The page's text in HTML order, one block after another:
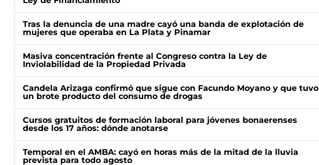
Tras la denuncia de una madre cayó una banda de explotación de
mujeres que operaba en La Plata y Pinamar
Masiva concentración frente al Congreso contra la Ley de
Inviolabilidad de la Propiedad Privada
Candela Arizaga confirmó que sigue con Facundo Moyano y que tuvo
un brote producto del consumo de drogas
Cursos gratuitos de formación laboral para jóvenes bonaerenses
desde los 17 años: dónde anotarse
Temporal en el AMBA: cayó en horas más de la mitad de la lluvia
prevista para todo agosto